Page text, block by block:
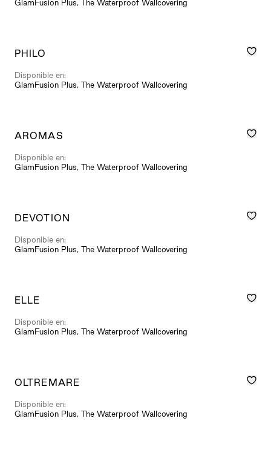
GlamFusion Plus, The Waterproof Wallcovering
PHILO
Disponible en:
GlamFusion Plus, The Waterproof Wallcovering
AROMAS
Disponible en:
GlamFusion Plus, The Waterproof Wallcovering
DEVOTION
Disponible en:
GlamFusion Plus, The Waterproof Wallcovering
ELLE
Disponible en:
GlamFusion Plus, The Waterproof Wallcovering
OLTREMARE
Disponible en:
GlamFusion Plus, The Waterproof Wallcovering